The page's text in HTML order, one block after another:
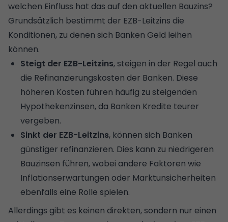
welchen Einfluss hat das auf den aktuellen Bauzins?
Grundsätzlich bestimmt der EZB-Leitzins die
Konditionen, zu denen sich Banken Geld leihen
können.
Steigt der EZB-Leitzins, steigen in der Regel auch
die Refinanzierungskosten der Banken. Diese
höheren Kosten führen häufig zu steigenden
Hypothekenzinsen, da Banken Kredite teurer
vergeben.
Sinkt der EZB-Leitzins, können sich Banken
günstiger refinanzieren. Dies kann zu niedrigeren
Bauzinsen führen, wobei andere Faktoren wie
Inflationserwartungen oder Marktunsicherheiten
ebenfalls eine Rolle spielen.
Allerdings gibt es keinen direkten, sondern nur einen